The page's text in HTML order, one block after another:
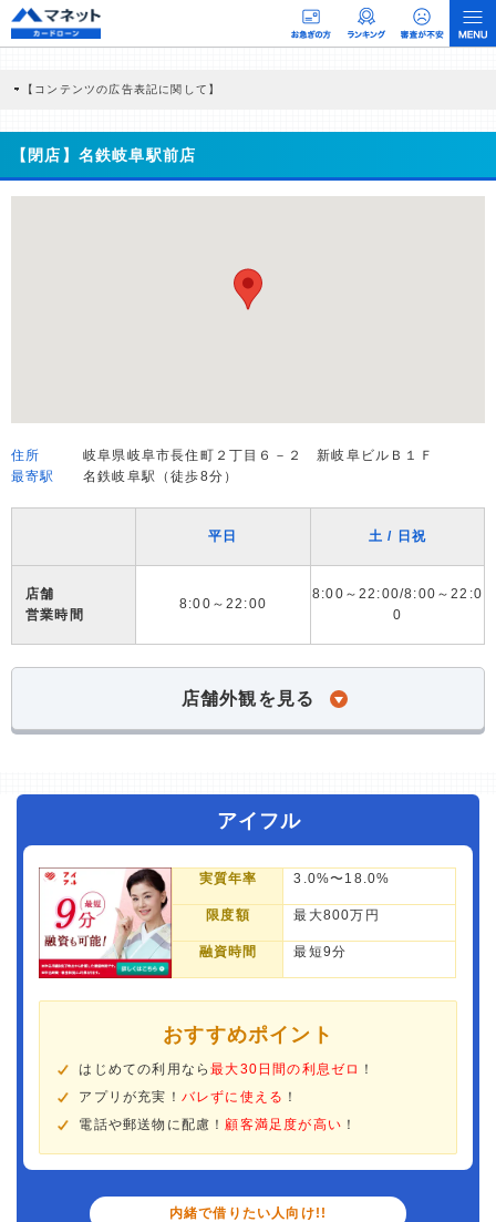
【コンテンツの広告表記に関して】
商品を根拠なくPRするものではなく、当編集部の調査／ユーザーへの口コミ収集な
どに基づき、公平性を担保した情報提供を行っています。
>提携企業一覧
【閉店】名鉄岐阜駅前店
住所
岐阜県岐阜市長住町２丁目６－２ 新岐阜ビルＢ１Ｆ
最寄駅
名鉄岐阜駅（徒歩8分）
平日 土 / 日祝
店舗
営業時間
8:00～22:00
8:00～22:00/8:00～22:0
0
店舗外観を見る
アイフル
実質年率 3.0%〜18.0%
限度額 最大800万円
融資時間 最短9分
おすすめポイント
はじめての利用なら最大30日間の利息ゼロ ！
アプリが充実！ バレずに使える ！
電話や郵送物に配慮！顧客満足度が高い ！
内緒で借りたい人向け!!